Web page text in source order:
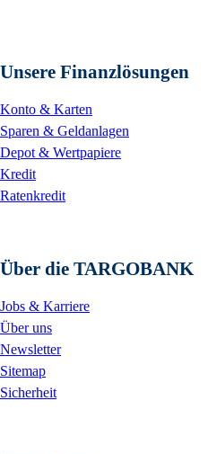
Unsere Finanzlösungen
Konto & Karten
Sparen & Geldanlagen
Depot & Wertpapiere
Kredit
Ratenkredit
Über die TARGOBANK
Jobs & Karriere
Über uns
Newsletter
Sitemap
Sicherheit